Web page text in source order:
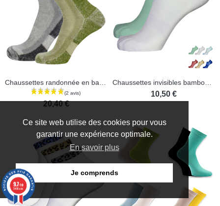
Ce site web utilise des cookies pour vous
garantir une expérience optimale.
En savoir plus
Je comprends
20,40 €
10,50 €
9.7/10
3498 avis